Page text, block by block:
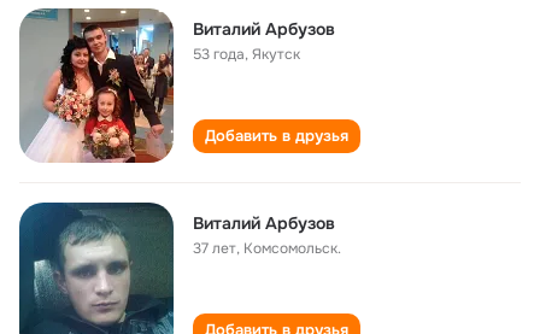
Виталий Арбузов
53 года,Якутск
Добавить в друзья
Виталий Арбузов
37 лет, Комсомольск.
Добавить в друзья